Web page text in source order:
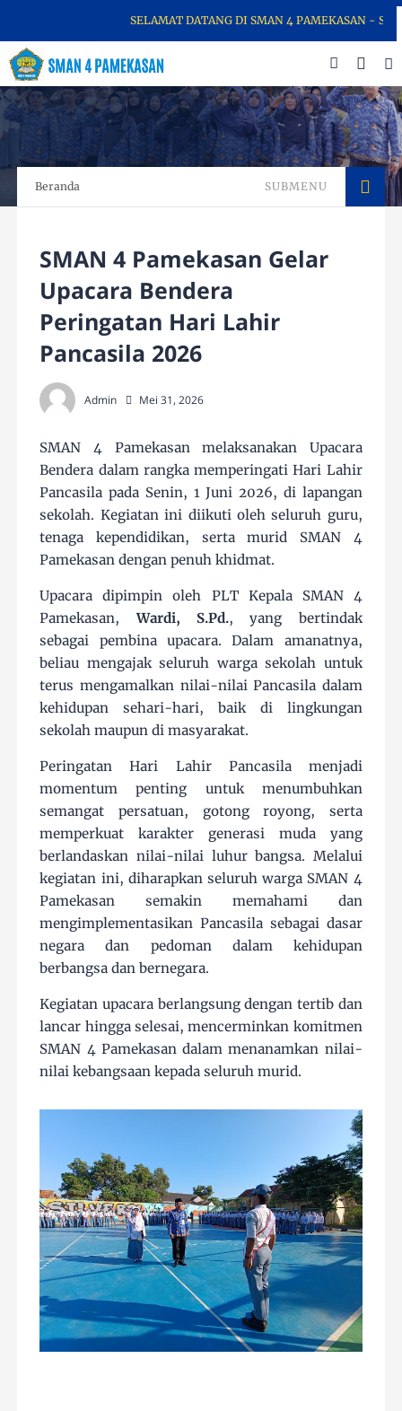
SELAMAT DATANG DI SMAN 4 PAMEKASAN -
Beranda SUBMENU
SMAN 4 Pamekasan Gelar
Upacara Bendera
Peringatan Hari Lahir
Pancasila 2026
Admin Mei 31, 2026
SMAN 4 Pamekasan melaksanakan Upacara
Bendera dalam rangka memperingati Hari Lahir
Pancasila pada Senin, 1 Juni 2026, di lapangan
sekolah. Kegiatan ini diikuti oleh seluruh guru,
tenaga kependidikan, serta murid SMAN 4
Pamekasan dengan penuh khidmat.
Upacara dipimpin oleh PLT Kepala SMAN 4
Pamekasan,Wardi, S.Pd., yang bertindak
sebagai pembina upacara. Dalam amanatnya,
beliau mengajak seluruh warga sekolah untuk
terus mengamalkan nilai-nilai Pancasila dalam
kehidupan sehari-hari, baik di lingkungan
sekolah maupun di masyarakat.
Peringatan Hari Lahir Pancasila menjadi
momentum penting untuk menumbuhkan
semangat persatuan, gotong royong, serta
memperkuat karakter generasi muda yang
berlandaskan nilai-nilai luhur bangsa. Melalui
kegiatan ini, diharapkan seluruh warga SMAN 4
Pamekasan semakin memahami dan
mengimplementasikan Pancasila sebagai dasar
negara dan pedoman dalam kehidupan
berbangsa dan bernegara.
Kegiatan upacara berlangsung dengan tertib dan
lancar hingga selesai, mencerminkan komitmen
SMAN 4 Pamekasan dalam menanamkan nilai-
nilai kebangsaan kepada seluruh murid.